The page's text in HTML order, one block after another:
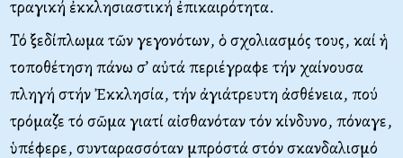
τραγική ἐκκλησιαστική ἐπικαιρότητα.
Τό ξεδίπλωμα τῶν γεγονότων, ὁ σχολιασμός τους, καί ἡ
τοποθέτηση πάνω σ’ αὐτά περιέγραφε τήν χαίνουσα
πληγή στήν Ἐκκλησία, τήν ἀγιάτρευτη ἀσθένεια, πού
τρόμαζε τό σῶμα γιατί αἰσθανόταν τόν κίνδυνο, πόναγε,
ὑπέφερε, συνταρασσόταν μπρόστά στόν σκανδαλισμό